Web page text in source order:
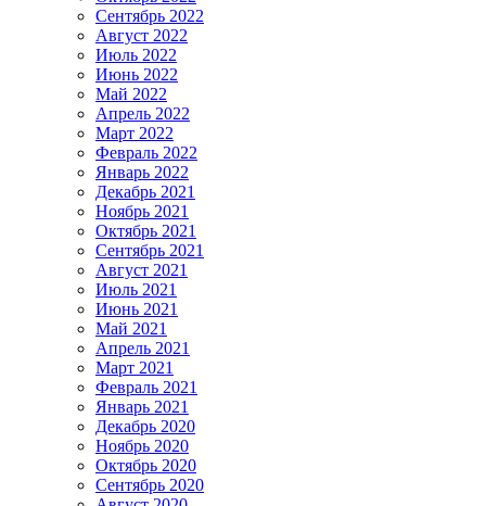
Сентябрь 2022
Август 2022
Июль 2022
Июнь 2022
Май 2022
Апрель 2022
Март 2022
Февраль 2022
Январь 2022
Декабрь 2021
Ноябрь 2021
Октябрь 2021
Сентябрь 2021
Август 2021
Июль 2021
Июнь 2021
Май 2021
Апрель 2021
Март 2021
Февраль 2021
Январь 2021
Декабрь 2020
Ноябрь 2020
Октябрь 2020
Сентябрь 2020